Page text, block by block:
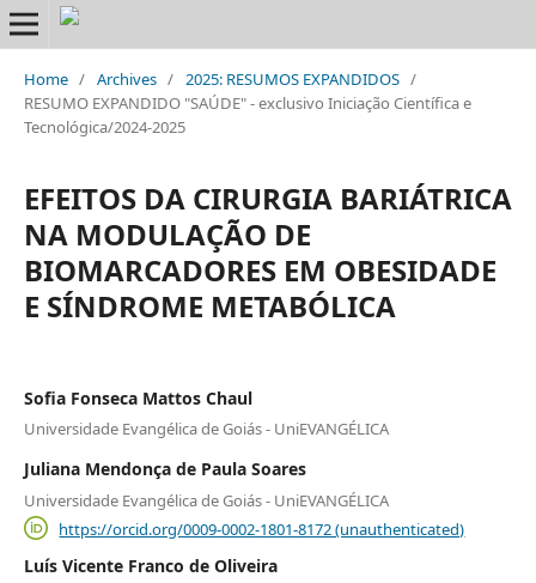
Home / Archives / 2025: RESUMOS EXPANDIDOS /
RESUMO EXPANDIDO "SAÚDE" - exclusivo Iniciação Científica e
Tecnológica/2024-2025
EFEITOS DA CIRURGIA BARIÁTRICA
NA MODULAÇÃO DE
BIOMARCADORES EM OBESIDADE
E SÍNDROME METABÓLICA
Sofia Fonseca Mattos Chaul
Universidade Evangélica de Goiás - UniEVANGÉLICA
Juliana Mendonça de Paula Soares
Universidade Evangélica de Goiás - UniEVANGÉLICA
https://orcid.org/0009-0002-1801-8172 (unauthenticated)
Luís Vicente Franco de Oliveira